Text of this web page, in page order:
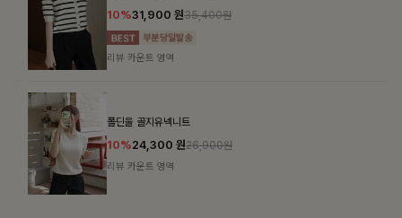
10%31,900원 35,400원
리뷰 카운트 영역
폴딘울 골지유넥니트
10%24,300원 26,900원
리뷰 카운트 영역